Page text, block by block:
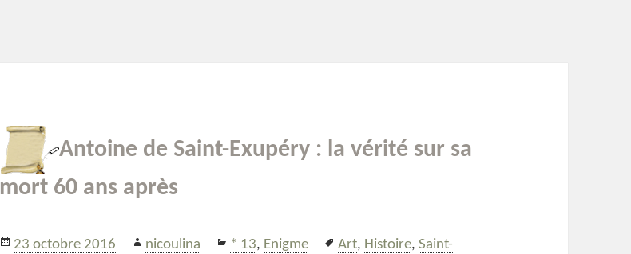
Antoine de Saint-Exupéry : la vérité sur sa
mort 60 ans après
Publié
23 octobre 2016 Auteur
nicoulina Catégories
* 13, Enigme
Mots-
Art, Histoire,Saint-